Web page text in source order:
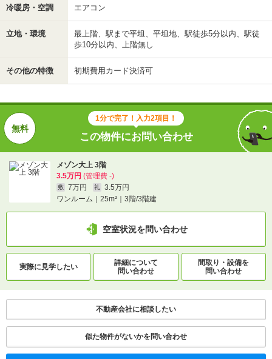
冷暖房・空調 エアコン
立地・環境
最上階、駅まで平坦、平坦地、駅徒歩5分以内、駅徒
歩10分以内、上階無し
その他の特徴 初期費用カード決済可
1分で完了！入力2項目！
この物件にお問い合わせ
メゾン大上 3階
3.5万円 (管理費 -)
敷 7万円 礼
3.5万円
ワンルーム｜25m²｜3階/3階建
空室状況を問い合わせ
実際に見学したい
詳細について
問い合わせ
間取り・設備を
問い合わせ
不動産会社に相談したい
似た物件がないかを問い合わせ